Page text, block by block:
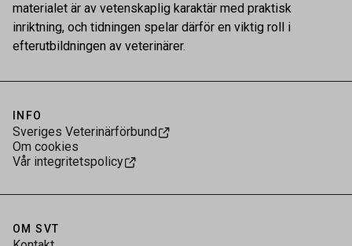
materialet är av vetenskaplig karaktär med praktisk
inriktning, och tidningen spelar därför en viktig roll i
efterutbildningen av veterinärer.
INFO
Sveriges Veterinärförbund
Om cookies
Vår integritetspolicy
OM SVT